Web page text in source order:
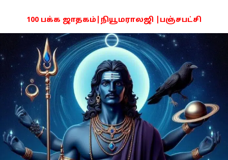
100 பக்க ஜாதகம்|நியூமராலஜி |பஞ்சபட்சி
PDF -72மட்டும் -Click